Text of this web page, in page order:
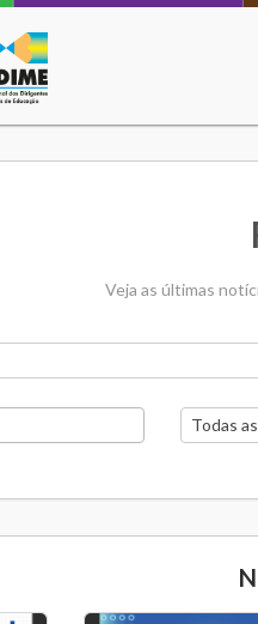
Veja as últimas
Todas